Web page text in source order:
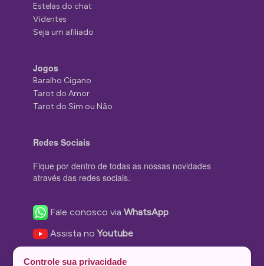
Estelas do chat
Videntes
Seja um afiliado
Jogos
Baralho Cigano
Tarot do Amor
Tarot do Sim ou Não
Redes Sociais
Fique por dentro de todas as nossas novidades
através das redes sociais.
Fale conosco viaWhatsApp
Assista noYoutube
Controle sua privacidade